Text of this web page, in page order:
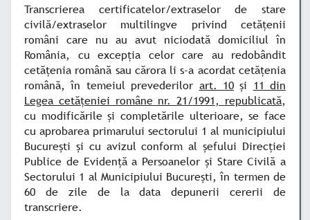
Transcrierea certificatelor/extraselor de stare
civilă/extraselor multilingve privind cetăţenii
români care nu au avut niciodată domiciliul în
România, cu excepţia celor care au redobândit
cetăţenia română sau cărora li s-a acordat cetăţenia
română, în temeiul prevederilor art. 10şi 11 din
Legea cetăţeniei române nr. 21/1991, republicată,
cu modificările şi completările ulterioare, se face
cu aprobarea primarului sectorului 1 al municipiului
Bucureşti şi cu avizul conform al şefului Direcţiei
Publice de Evidenţă a Persoanelor şi Stare Civilă a
Sectorului 1 al Municipiului Bucureşti, în termen de
60 de zile de la data depunerii cererii de
transcriere.